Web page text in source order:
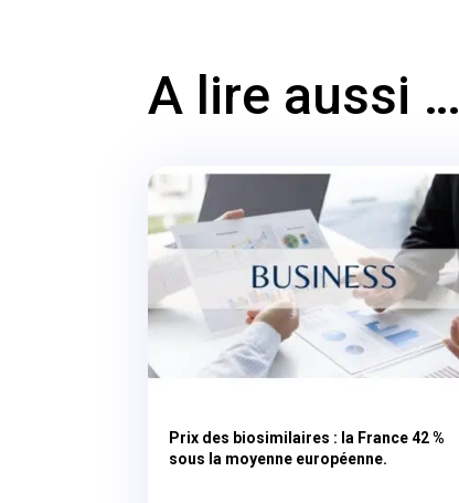
A lire aussi …
Prix des biosimilaires : la France 42 %
sous la moyenne européenne.